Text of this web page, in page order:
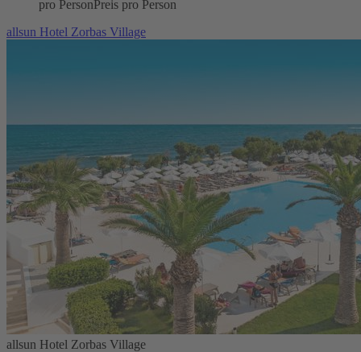
pro PersonPreis pro Person
allsun Hotel Zorbas Village
allsun Hotel Zorbas Village